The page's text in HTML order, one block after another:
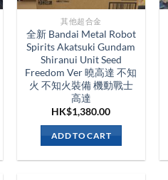
其他超合金
全新 Bandai Metal Robot
Spirits Akatsuki Gundam
Shiranui Unit Seed
Freedom Ver 曉高達 不知
火 不知火裝備 機動戰士
高達
HK$1,380.00
ADD TO CART